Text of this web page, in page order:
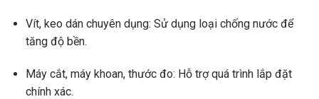
Vít, keo dán chuyên dụng: Sử dụng loại chống nước để
tăng độ bền.
Máy cắt, máy khoan, thước đo: Hỗ trợ quá trình lắp đặt
chính xác.